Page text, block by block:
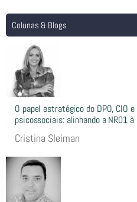
Colunas & Blogs
O papel estratégico do DPO, CIO
psicossociais: alinhando a NR01 à
Cristina Sleiman